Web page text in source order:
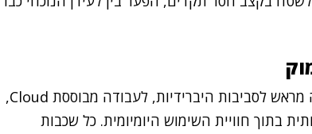
לעומת הדור הקודם, מערכת Windows 11 פותחה מראש לסביבות היברידיות, לעבודה מבוססת Cloud,
בתוך חוויית השימוש היומיומית. כל שכבות